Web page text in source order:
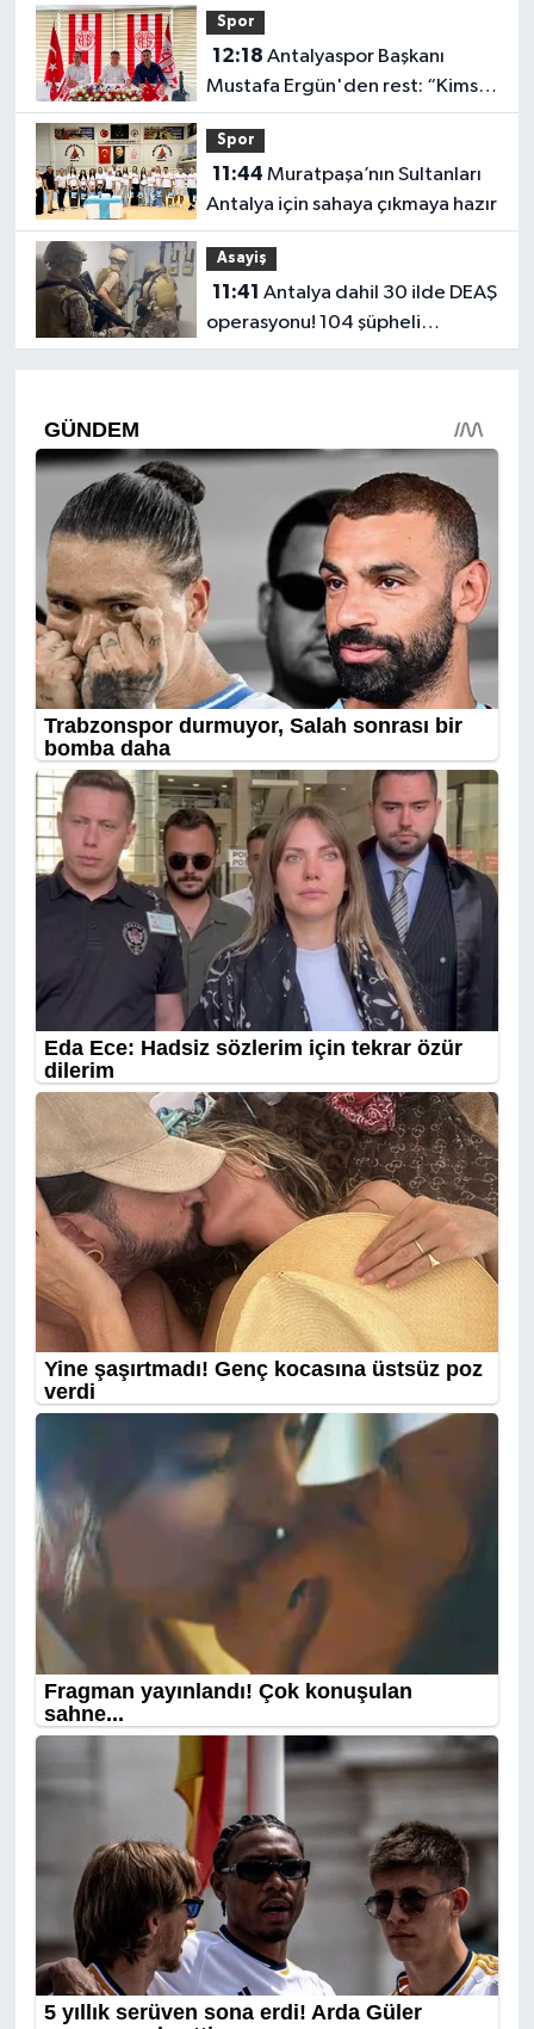
Spor
12:18
Mustafa Ergün'den rest: “Kimse
bizim onayımız olmadan
gidemez”
Spor
11:44
Antalya için sahaya çıkmaya hazır
Asayiş
11:41
operasyonu! 104 şüpheli
yakalandı